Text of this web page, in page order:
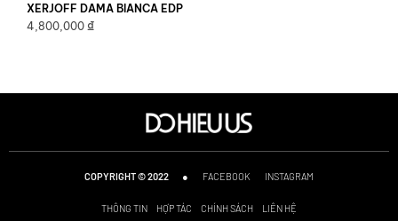
XERJOFF DAMA BIANCA EDP
4,800,000 ₫
COPYRIGHT © 2022 ● FACEBOOK INSTAGRAM
THÔNG TIN HỢP TÁC CHÍNH SÁCH LIÊN HỆ